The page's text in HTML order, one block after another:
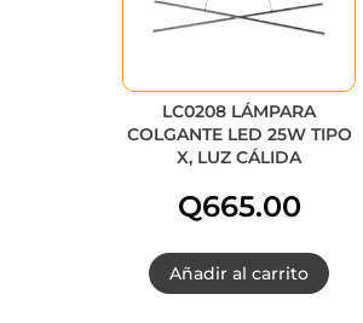
LC0208 LÁMPARA
COLGANTE LED 25W TIPO
X, LUZ CÁLIDA
Q665.00
Añadir al carrito